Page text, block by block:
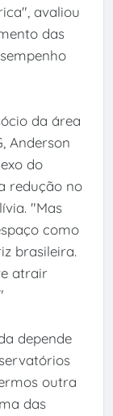
avaliou
das
da área
Anderson
do
redução no
"Mas
como
brasileira.
atrair
depende
outra
das